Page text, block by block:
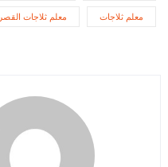
معلم ثلاجات معلم ثلاجات القصر